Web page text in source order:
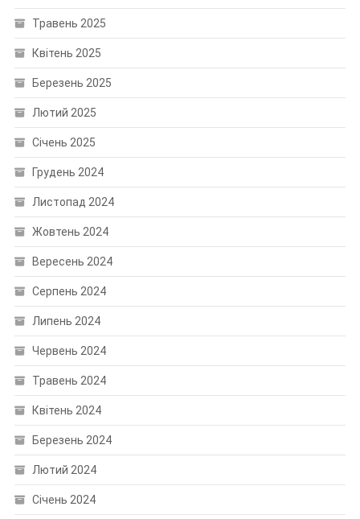
Травень 2025
Квітень 2025
Березень 2025
Лютий 2025
Січень 2025
Грудень 2024
Листопад 2024
Жовтень 2024
Вересень 2024
Серпень 2024
Липень 2024
Червень 2024
Травень 2024
Квітень 2024
Березень 2024
Лютий 2024
Січень 2024